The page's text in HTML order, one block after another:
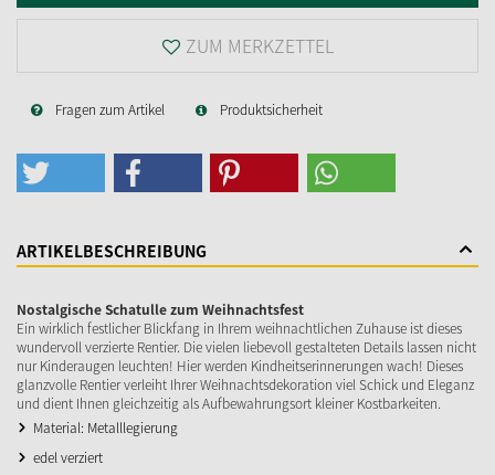
ZUM MERKZETTEL
Fragen zum Artikel Produktsicherheit
ARTIKELBESCHREIBUNG
Nostalgische Schatulle zum Weihnachtsfest
Ein wirklich festlicher Blickfang in Ihrem weihnachtlichen Zuhause ist dieses
wundervoll verzierte Rentier. Die vielen liebevoll gestalteten Details lassen nicht
nur Kinderaugen leuchten! Hier werden Kindheitserinnerungen wach! Dieses
glanzvolle Rentier verleiht Ihrer Weihnachtsdekoration viel Schick und Eleganz
und dient Ihnen gleichzeitig als Aufbewahrungsort kleiner Kostbarkeiten.
Material: Metalllegierung
edel verziert